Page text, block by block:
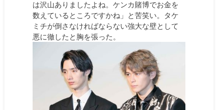
は沢山ありましたよね。ケンカ賭博でお金を
数えているところですかね」と苦笑い。タケ
ミチが倒さなければならない強大な壁として
悪に徹したと胸を張った。